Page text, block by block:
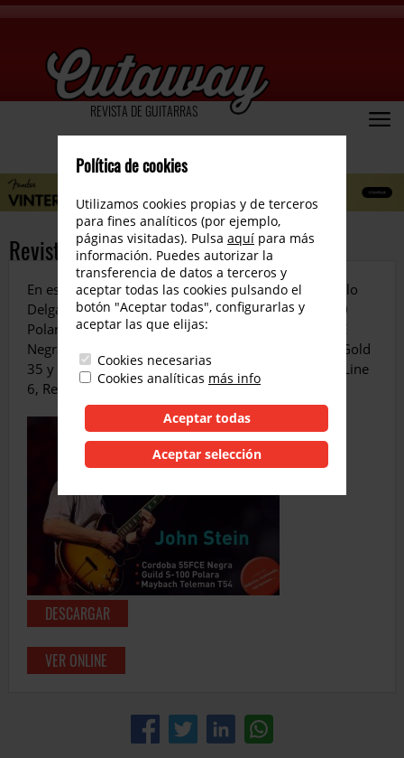
REVISTA DE GUITARRAS
Revista número 61
En este número entrevistamos a John Stein y Miguelo
Delgado. Analizamos algunas guitarras, Guild S-100
Polara, Maybach Teleman T-54 y la Córdoba 55 FCE
Negra. La amplificación la ocupa el Kendrick Black Gold
35 y también revisamos el sistema inalámbrico de Line
6, Relay 30… ¡Disfruta!
DESCARGAR
VER ONLINE
Política de cookies
Utilizamos cookies propias y de terceros
para fines analíticos (por ejemplo,
páginas visitadas). Pulsa aquí para más
información. Puedes autorizar la
transferencia de datos a terceros y
aceptar todas las cookies pulsando el
botón "Aceptar todas", configurarlas y
aceptar las que elijas:
Cookies necesarias
Cookies analíticas más info
Aceptar todas
Aceptar selección